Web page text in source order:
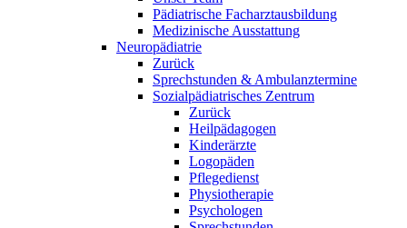
Pädiatrische Facharztausbildung
Medizinische Ausstattung
Neuropädiatrie
Zurück
Sprechstunden & Ambulanztermine
Sozialpädiatrisches Zentrum
Zurück
Heilpädagogen
Kinderärzte
Logopäden
Pflegedienst
Physiotherapie
Psychologen